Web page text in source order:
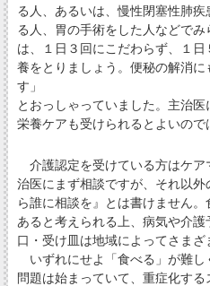
る人、あるいは、慢性閉塞性肺
る人、胃の手術をした人などで
は、１日３回にこだわらず、１
養をとりましょう。便秘の解消
す」
とおっしゃっていました。主治医
栄養ケアも受けられるとよいので
介護認定を受けている方はケア
治医にまず相談ですが、それ以
ら誰に相談を』とは書けません
あると考えられる上、病気や介
口・受け皿は地域によってさまざ
いずれにせよ「食べる」が難し
問題は始まっていて、重症化す